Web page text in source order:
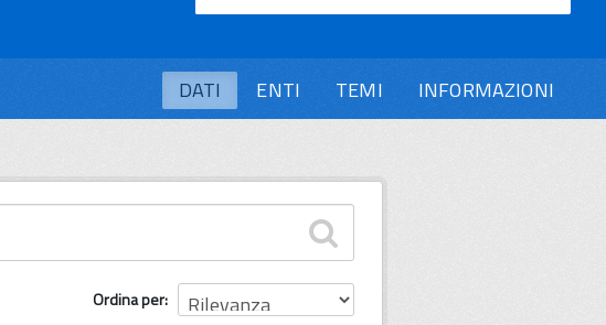
DATI ENTI TEMI INFORMAZIONI
Ordina per